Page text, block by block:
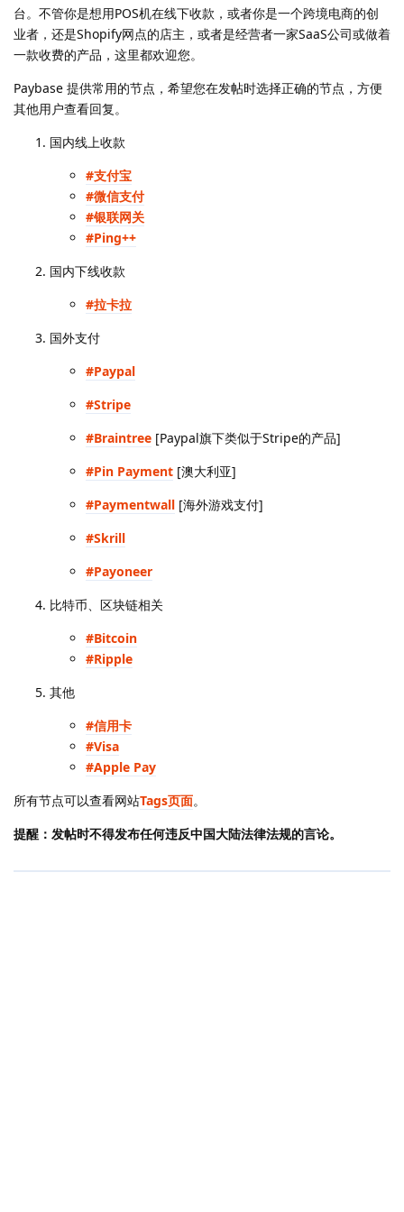
台。不管你是想用POS机在线下收款，或者你是一个跨境电商的创
业者，还是Shopify网点的店主，或者是经营者一家SaaS公司或做着
一款收费的产品，这里都欢迎您。
Paybase 提供常用的节点，希望您在发帖时选择正确的节点，方便
其他用户查看回复。
国内线上收款
#支付宝
#微信支付
#银联网关
#Ping++
国内下线收款
#拉卡拉
国外支付
#Paypal
#Stripe
#Braintree [Paypal旗下类似于Stripe的产品]
#Pin Payment [澳大利亚]
#Paymentwall [海外游戏支付]
#Skrill
#Payoneer
比特币、区块链相关
#Bitcoin
#Ripple
其他
#信用卡
#Visa
#Apple Pay
所有节点可以查看网站Tags页面。
提醒：发帖时不得发布任何违反中国大陆法律法规的言论。